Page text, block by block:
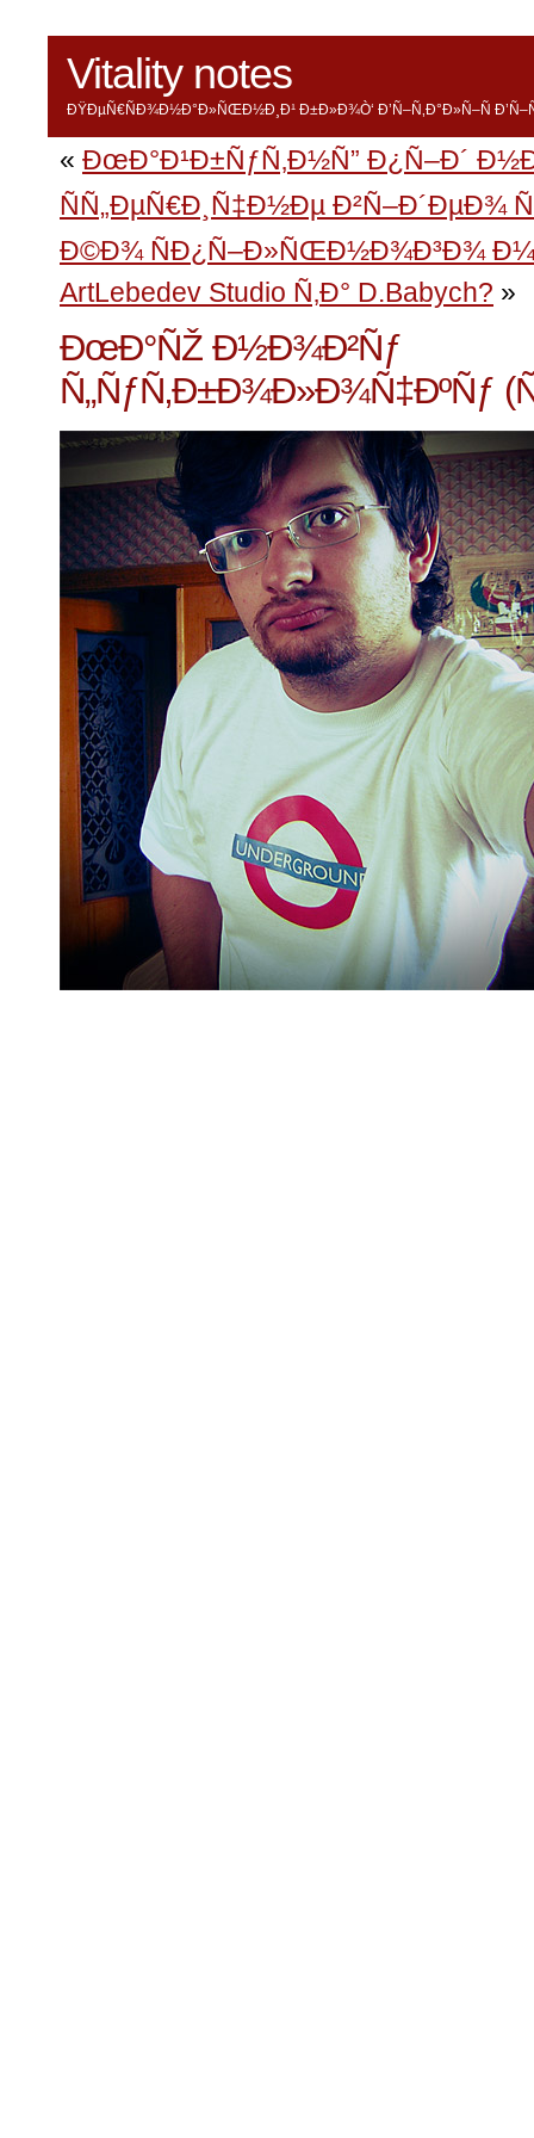
Vitality notes
ÐŸÐµÑ€ÑÐ¾Ð½Ð°Ð»ÑŒÐ½Ð¸Ð¹ Ð±Ð»Ð¾Ò‘ Ð’Ñ–Ñ‚Ð°Ð»Ñ–Ñ
« ÐœÐ°Ð¹Ð±ÑƒÑ‚Ð½Ñ” Ð¿Ñ–Ð´
ÑÑ„ÐµÑ€Ð¸Ñ‡Ð½Ðµ Ð²Ñ–Ð´ÐµÐ¾
Ð©Ð¾ ÑÐ¿Ñ–Ð»ÑŒÐ½Ð¾Ð³Ð¾
ArtLebedev Studio Ñ‚Ð° D.Babych? »
ÐœÐ°ÑŽ Ð½Ð¾Ð²Ñƒ
Ñ„ÑƒÑ‚Ð±Ð¾Ð»Ð¾Ñ‡ÐºÑƒ